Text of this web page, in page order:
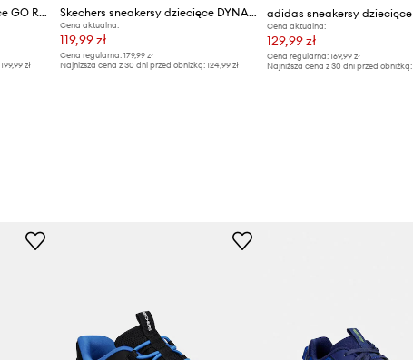
Skechers sneakersy dziecięce GO RUN 400 V2 - TETRA SPEED
199,99 zł
Skechers sneakersy dziecięce DYNA-LITE-TURBO-BRISK BUDDIES
Cena aktualna:
119,99 zł
Cena regularna: 179,99 zł
Najniższa cena z 30 dni przed obniżką: 124,99 zł
Cena aktualna:
129,99 zł
Cena regularna: 169,99 zł
Najniższa cena z 30 dni przed obniżką: